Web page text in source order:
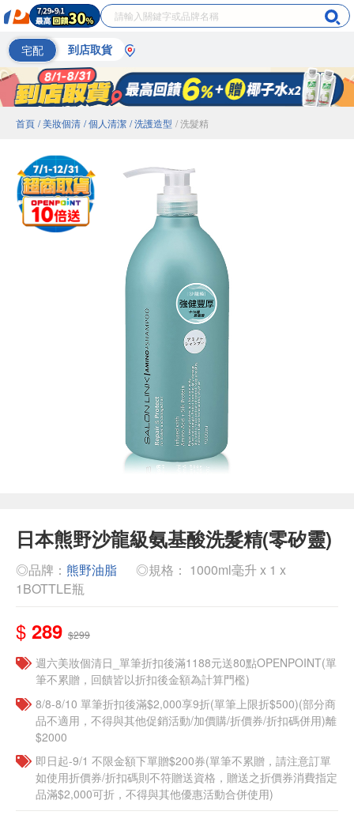
宅配 到店取貨
首頁 / 美妝個清 / 個人清潔 / 洗護造型 / 洗髮精
日本熊野沙龍級氨基酸洗髮精(零矽靈)
◎品牌： 熊野油脂
◎規格： 1000ml毫升 x 1 x
1BOTTLE瓶
$ 289 $299
週六美妝個清日_單筆折扣後滿1188元送80點OPENPOINT(單
筆不累贈，回饋皆以折扣後金額為計算門檻)
8/8-8/10 單筆折扣後滿$2,000享9折(單筆上限折$500)(部分商
品不適用，不得與其他促銷活動/加價購/折價券/折扣碼併用)離
$2000
即日起-9/1 不限金額下單贈$200券(單筆不累贈，請注意訂單
如使用折價券/折扣碼則不符贈送資格，贈送之折價券消費指定
品滿$2,000可折，不得與其他優惠活動合併使用)